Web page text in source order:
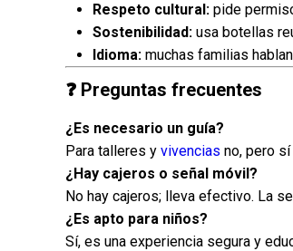
Respeto cultural: pide
Sostenibilidad: usa botellas
Idioma: muchas familias
❓ Preguntas frecuentes
¿Es necesario un guía?
Para talleres y vivencias no, pero
¿Hay cajeros o señal móvil?
No hay cajeros; lleva efectivo. La
¿Es apto para niños?
Sí, es una experiencia segura y